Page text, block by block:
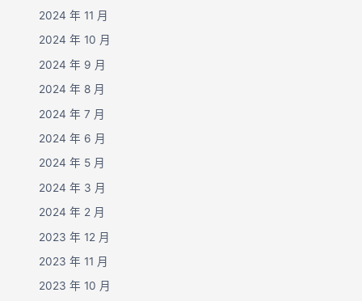
2024 年 11 月
2024 年 10 月
2024 年 9 月
2024 年 8 月
2024 年 7 月
2024 年 6 月
2024 年 5 月
2024 年 3 月
2024 年 2 月
2023 年 12 月
2023 年 11 月
2023 年 10 月